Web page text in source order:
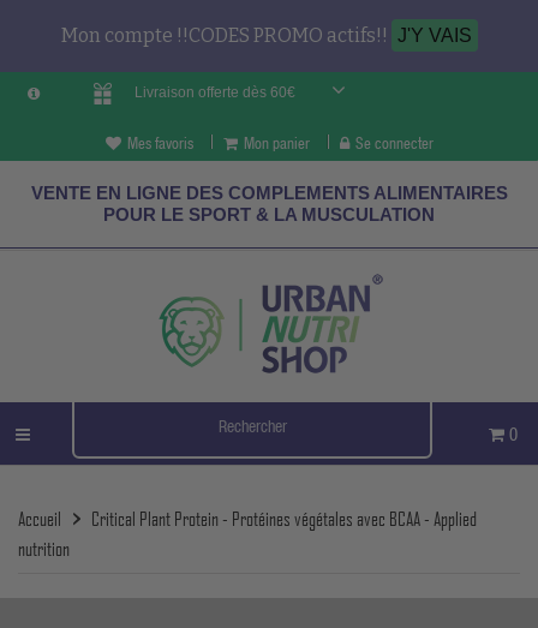
Mon compte !!CODES PROMO actifs!! J'Y VAIS
Livraison offerte dès 60€
Mes favoris Mon panier Se connecter
VENTE EN LIGNE DES COMPLEMENTS ALIMENTAIRES
POUR LE SPORT & LA MUSCULATION
0
Accueil
Critical Plant Protein - Protéines végétales avec BCAA - Applied
nutrition